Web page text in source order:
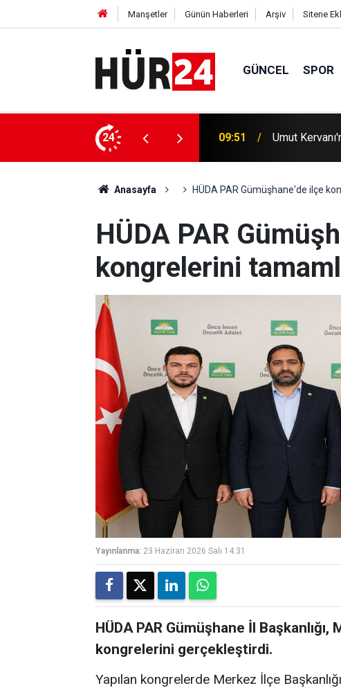
Manşetler Günün Haberleri Arşiv Sitene
GÜNCEL SPOR
24
Hastanesi için destek çağrısı 09:34 "Terörsüz
Anasayfa HÜDA PAR Gümüşhane'de ilçe
HÜDA PAR
kongrelerini
Yayınlanma: 23 Haziran 2026 Salı 14:31
HÜDA PAR Gümüşhane İl
kongrelerini gerçekleştirdi.
Yapılan kongrelerde Merkez İlçe